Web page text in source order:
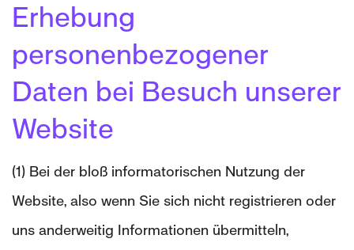
Erhebung
personenbezogener
Daten bei Besuch unserer
Website
(1) Bei der bloß informatorischen Nutzung der
Website, also wenn Sie sich nicht registrieren oder
uns anderweitig Informationen übermitteln,